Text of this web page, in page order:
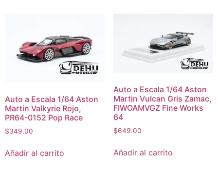
Auto a Escala 1/64 Aston
Martin Valkyrie Rojo,
PR64-0152 Pop Race
$349.00
Añadir al carrito
Auto a Escala 1/64 Aston
Martin Vulcan Gris Zamac,
FIWOAMVGZ Fine Works
64
$649.00
Añadir al carrito